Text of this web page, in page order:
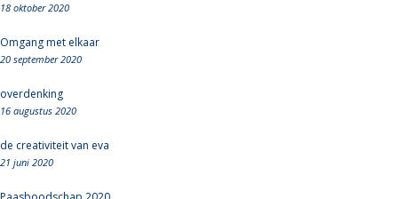
18 oktober 2020
Omgang met elkaar
20 september 2020
overdenking
16 augustus 2020
de creativiteit van eva
21 juni 2020